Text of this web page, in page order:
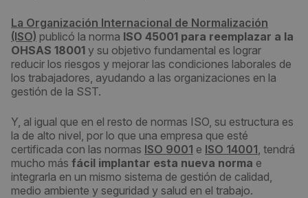
La Organización Internacional de Normalización
(ISO) publicó la norma ISO 45001 para reemplazar a la
OHSAS 18001 y su objetivo fundamental es lograr
reducir los riesgos y mejorar las condiciones laborales de
los trabajadores, ayudando a las organizaciones en la
gestión de la SST.
Y, al igual que en el resto de normas ISO, su estructura es
la de alto nivel, por lo que una empresa que esté
certificada con las normas ISO 9001 e ISO 14001, tendrá
mucho más fácil implantar esta nueva norma e
integrarla en un mismo sistema de gestión de calidad,
medio ambiente y seguridad y salud en el trabajo.